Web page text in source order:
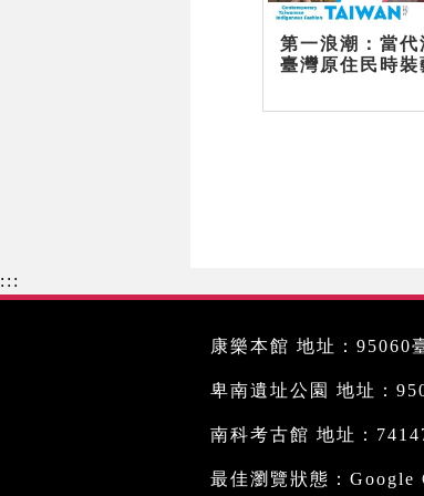
第一浪潮：當代
臺灣原住民時裝
:::
康樂本館 地址：95060
卑南遺址公園 地址：
南科考古館 地址：
最佳瀏覽狀態：